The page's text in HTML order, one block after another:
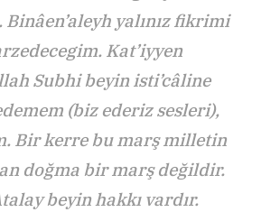
yalınız fikrimi
Kat’iyyen
Subhi beyin isti’câline
(biz ederiz sesleri),
Bir kerre bu marş milletin
doğma bir marş değildir.
beyin hakkı vardır.